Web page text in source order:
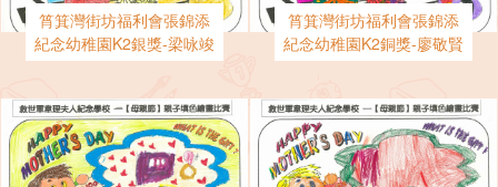
筲箕灣街坊福利會張錦添
紀念幼稚園K2銀獎-梁咏竣
筲箕灣街坊福利會張錦添
紀念幼稚園K2銅獎-廖敬賢